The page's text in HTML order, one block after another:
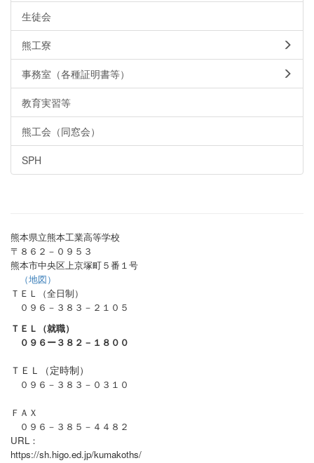
生徒会
熊工寮
事務室（各種証明書等）
教育実習等
熊工会（同窓会）
SPH
熊本県立熊本工業高等学校
〒８６２－０９５３
熊本市中央区上京塚町５番１号
（地図）
ＴＥＬ（全日制）
０９６－３８３－２１０５
ＴＥＬ（就職）
０９６ー３８２－１８００
ＴＥＬ（定時制）
０９６－３８３－０３１０
ＦＡＸ
０９６－３８５－４４８２
URL：
https://sh.higo.ed.jp/kumakoths/